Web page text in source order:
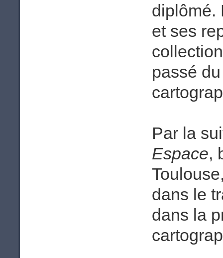
diplômé.
et ses
passé
Par la
Espace,
dans le
dans la